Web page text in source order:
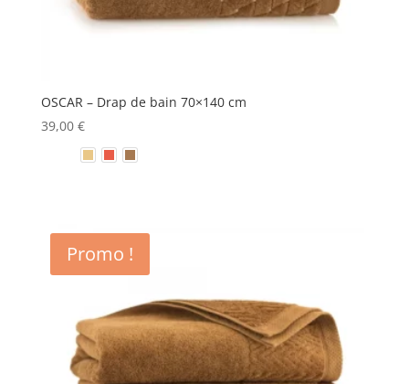
OSCAR – Drap de bain 70×140 cm
39,00 €
Promo !